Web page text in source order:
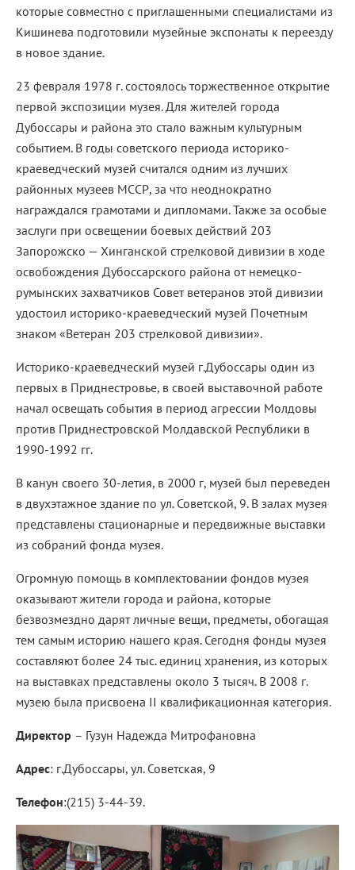
которые совместно с приглашенными специалистами из
Кишинева подготовили музейные экспонаты к переезду
в новое здание.
23 февраля 1978 г. состоялось торжественное открытие
первой экспозиции музея. Для жителей города
Дубоссары и района это стало важным культурным
событием. В годы советского периода историко-
краеведческий музей считался одним из лучших
районных музеев МССР, за что неоднократно
награждался грамотами и дипломами. Также за особые
заслуги при освещении боевых действий 203
Запорожско — Хинганской стрелковой дивизии в ходе
освобождения Дубоссарского района от немецко-
румынских захватчиков Совет ветеранов этой дивизии
удостоил историко-краеведческий музей Почетным
знаком «Ветеран 203 стрелковой дивизии».
Историко-краеведческий музей г.Дубоссары один из
первых в Приднестровье, в своей выставочной работе
начал освещать события в период агрессии Молдовы
против Приднестровской Молдавской Республики в
1990-1992 гг.
В канун своего 30-летия, в 2000 г, музей был переведен
в двухэтажное здание по ул. Советской, 9. В залах музея
представлены стационарные и передвижные выставки
из собраний фонда музея.
Огромную помощь в комплектовании фондов музея
оказывают жители города и района, которые
безвозмездно дарят личные вещи, предметы, обогащая
тем самым историю нашего края. Сегодня фонды музея
составляют более 24 тыс. единиц хранения, из которых
на выставках представлены около 3 тысяч. В 2008 г.
музею была присвоена II квалификационная категория.
Директор – Гузун Надежда Митрофановна
Адрес: г.Дубоссары, ул. Советская, 9
Телефон:(215) 3-44-39.